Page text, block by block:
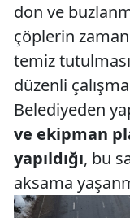
don ve
çöplerin
temiz
düzenli çalışma
Belediyeden
ve ekipman
yapıldığı, bu
aksama